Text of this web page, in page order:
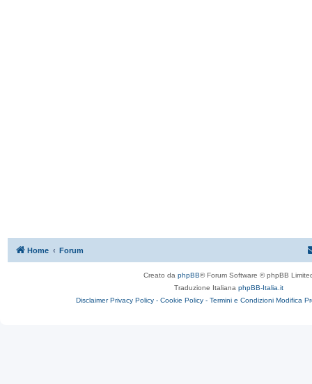
Home Forum
Creato da phpBB® Forum Software © phpBB
Traduzione Italiana phpBB-Italia.it
Disclaimer Privacy Policy - Cookie Policy - Termini e Condizioni Modifica